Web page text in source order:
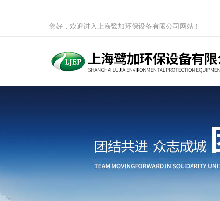
您好，欢迎进入上海鹭加环保设备有限公司网站！